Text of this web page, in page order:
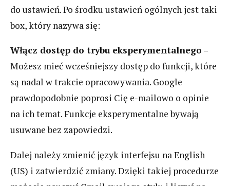
do ustawień. Po środku ustawień ogólnych jest taki
box, który nazywa się:
Włącz dostęp do trybu eksperymentalnego –
Możesz mieć wcześniejszy dostęp do funkcji, które
są nadal w trakcie opracowywania. Google
prawdopodobnie poprosi Cię e-mailowo o opinie
na ich temat. Funkcje eksperymentalne bywają
usuwane bez zapowiedzi.
Dalej należy zmienić język interfejsu na English
(US) i zatwierdzić zmiany. Dzięki takiej procedurze